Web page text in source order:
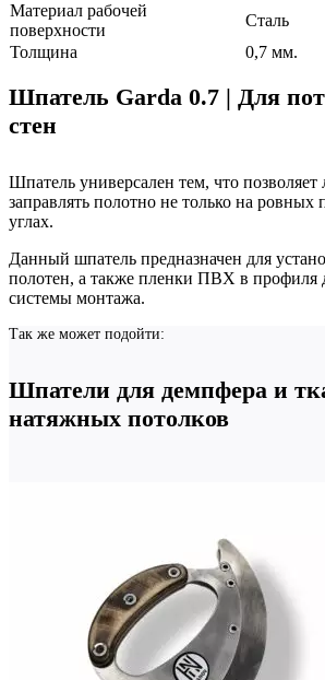
Материал рабочей
поверхности
Сталь
Толщина
0,7 мм.
Шпатель Garda 0.7 | Для
стен
Шпатель универсален тем, что позволяет
заправлять полотно не только на ровных
углах.
Данный шпатель предназначен для
полотен, а также пленки ПВХ в профиля
системы монтажа.
Так же может подойти:
Шпатели для демпфера и
натяжных потолков